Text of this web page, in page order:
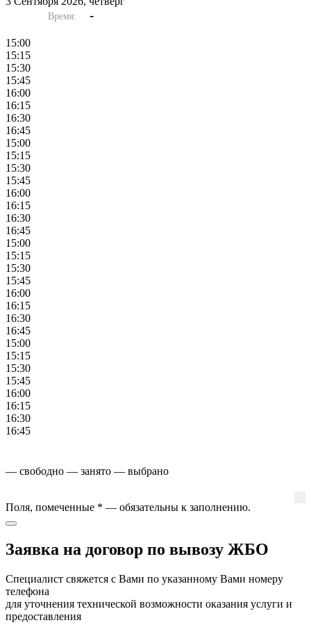
Время: -
15:00
15:15
15:30
15:45
16:00
16:15
16:30
16:45
15:00
15:15
15:30
15:45
16:00
16:15
16:30
16:45
15:00
15:15
15:30
15:45
16:00
16:15
16:30
16:45
15:00
15:15
15:30
15:45
16:00
16:15
16:30
16:45
— свободно — занято — выбрано
Поля, помеченные * — обязательны к заполнению.
Заявка на договор по вывозу ЖБО
Специалист свяжется с Вами по указанному Вами номеру
телефона
для уточнения технической возможности оказания услуги и
предоставления